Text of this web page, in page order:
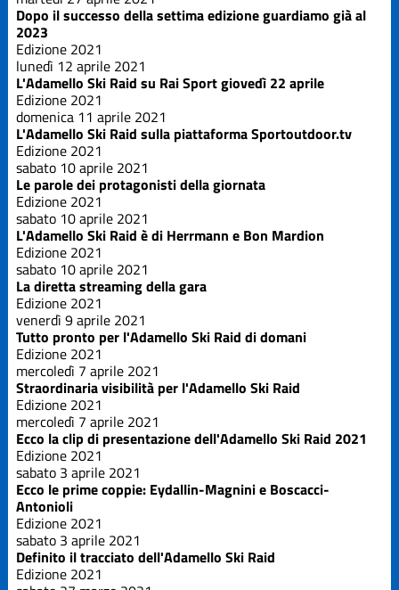
Dopo il successo della settima edizione guardiamo già al
2023
Edizione 2021
lunedì 12 aprile 2021
L'Adamello Ski Raid su Rai Sport giovedì 22 aprile
Edizione 2021
domenica 11 aprile 2021
L'Adamello Ski Raid sulla piattaforma Sportoutdoor.tv
Edizione 2021
sabato 10 aprile 2021
Le parole dei protagonisti della giornata
Edizione 2021
sabato 10 aprile 2021
L'Adamello Ski Raid è di Herrmann e Bon Mardion
Edizione 2021
sabato 10 aprile 2021
La diretta streaming della gara
Edizione 2021
venerdì 9 aprile 2021
Tutto pronto per l'Adamello Ski Raid di domani
Edizione 2021
mercoledì 7 aprile 2021
Straordinaria visibilità per l'Adamello Ski Raid
Edizione 2021
mercoledì 7 aprile 2021
Ecco la clip di presentazione dell'Adamello Ski Raid 2021
Edizione 2021
sabato 3 aprile 2021
Ecco le prime coppie: Eydallin-Magnini e Boscacci-
Antonioli
Edizione 2021
sabato 3 aprile 2021
Definito il tracciato dell'Adamello Ski Raid
Edizione 2021
2019
Edizione
2021
Edizione
2023
Edizione
2025
La Grande
Course
Trofeo Crazy
Idea